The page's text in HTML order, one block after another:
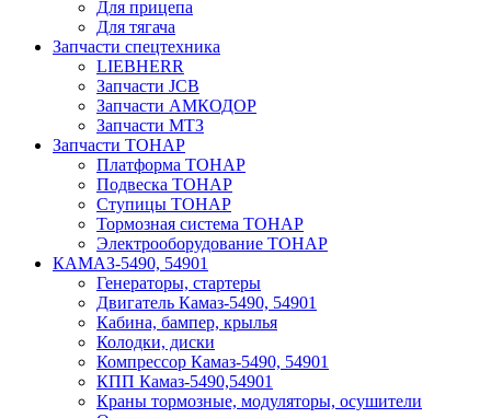
Для прицепа
Для тягача
Запчасти спецтехника
LIEBHERR
Запчасти JCB
Запчасти АМКОДОР
Запчасти МТЗ
Запчасти ТОНАР
Платформа ТОНАР
Подвеска ТОНАР
Ступицы ТОНАР
Тормозная система ТОНАР
Электрооборудование ТОНАР
КАМАЗ-5490, 54901
Генераторы, стартеры
Двигатель Камаз-5490, 54901
Кабина, бампер, крылья
Колодки, диски
Компрессор Камаз-5490, 54901
КПП Камаз-5490,54901
Краны тормозные, модуляторы, осушители